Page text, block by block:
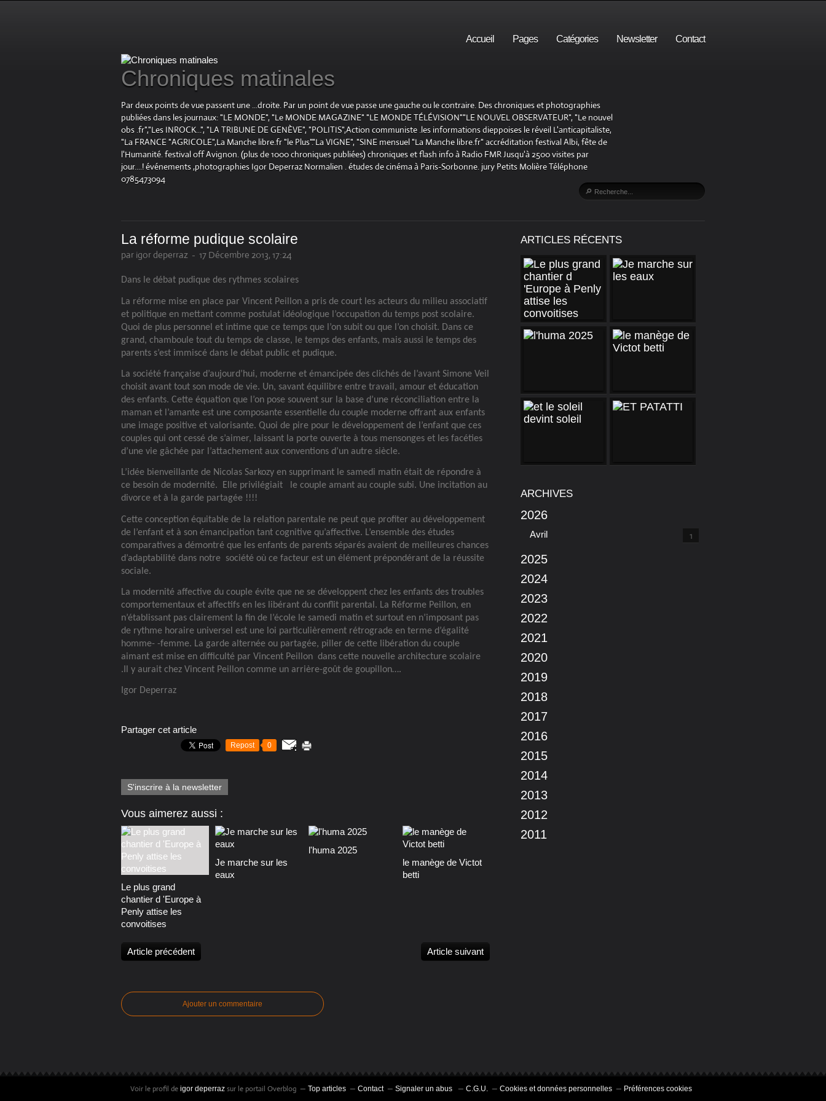
Accueil Pages Catégories Newsletter Contact
Chroniques matinales
Par deux points de vue passent une ...droite. Par un point de vue passe une gauche ou le contraire. Des chroniques et photographies
publiées dans les journaux: "LE MONDE", "Le MONDE MAGAZINE" "LE MONDE TÉLÉVISION""LE NOUVEL OBSERVATEUR", "Le nouvel
obs .fr","Les INROCK...", "LA TRIBUNE DE GENÈVE", "POLITIS",Action communiste .les informations dieppoises le réveil L'anticapitaliste,
"La FRANCE "AGRICOLE",La Manche libre.fr "le Plus"."La VIGNE", "SINE mensuel "La Manche libre.fr" accréditation festival Albi, fête de
l'Humanité. festival off Avignon. (plus de 1000 chroniques publiées) chroniques et flash info à Radio FMR Jusqu'à 2500 visites par
jour....! événements ,photographies Igor Deperraz Normalien . études de cinéma à Paris-Sorbonne. jury Petits Molière Téléphone
0785473094
La réforme pudique scolaire
par igor deperraz - 17 Décembre 2013, 17:24
Dans le débat pudique des rythmes scolaires
La réforme mise en place par Vincent Peillon a pris de court les acteurs du milieu associatif
et politique en mettant comme postulat idéologique l’occupation du temps post scolaire.
Quoi de plus personnel et intime que ce temps que l’on subit ou que l’on choisit. Dans ce
grand, chamboule tout du temps de classe, le temps des enfants, mais aussi le temps des
parents s’est immiscé dans le débat public et pudique.
La société française d’aujourd’hui, moderne et émancipée des clichés de l’avant Simone Veil
choisit avant tout son mode de vie. Un, savant équilibre entre travail, amour et éducation
des enfants. Cette équation que l’on pose souvent sur la base d’une réconciliation entre la
maman et l’amante est une composante essentielle du couple moderne offrant aux enfants
une image positive et valorisante. Quoi de pire pour le développement de l’enfant que ces
couples qui ont cessé de s’aimer, laissant la porte ouverte à tous mensonges et les facéties
d’une vie gâchée par l’attachement aux conventions d’un autre siècle.
L’idée bienveillante de Nicolas Sarkozy en supprimant le samedi matin était de répondre à
ce besoin de modernité.
Elle privilégiait
le couple amant au couple subi. Une incitation au
divorce et à la garde partagée !!!!
Cette conception équitable de la relation parentale ne peut que profiter au développement
de l’enfant et à son émancipation tant cognitive qu’affective. L’ensemble des études
comparatives a démontré que les enfants de parents séparés avaient de meilleures chances
d’adaptabilité dans notre société où ce facteur est un élément prépondérant de la réussite
sociale.
La modernité affective du couple évite que ne se développent chez les enfants des troubles
comportementaux et affectifs en les libérant du conflit parental. La Réforme Peillon, en
n’établissant pas clairement la fin de l’école le samedi matin et surtout en n’imposant pas
de rythme horaire universel est une loi particulièrement rétrograde en terme d’égalité
homme- -femme. La garde alternée ou partagée, piller de cette libération du couple
aimant est mise en difficulté par Vincent Peillon dans cette nouvelle architecture scolaire
.Il y aurait chez Vincent Peillon comme un arrière-goût de goupillon….
Igor Deperraz
Partager cet article
Repost 0
S'inscrire à la newsletter
Vous aimerez aussi :
Le plus grand
chantier d 'Europe à
Penly attise les
convoitises
Je marche sur les
eaux
l'huma 2025
le manège de Victot
betti
Article précédent Article suivant
Ajouter un commentaire
ARTICLES RÉCENTS
ARCHIVES
2026
Avril 1
2025
2024
2023
2022
2021
2020
2019
2018
2017
2016
2015
2014
2013
2012
2011
Voir le profil de igor deperraz sur le portail Overblog Top articles Contact Signaler un abus C.G.U. Cookies et données personnelles Préférences cookies